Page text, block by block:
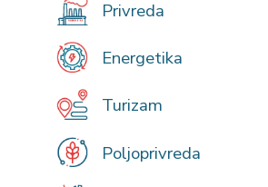
Privreda
Energetika
Turizam
Poljoprivreda